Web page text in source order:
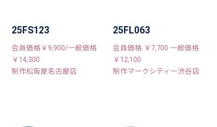
25FS123
会員価格￥9,900/一般価格
￥14,300
制作松阪屋名古屋店
25FL063
会員価格 ￥7,700 一般価格
￥12,100
制作マークシティー渋谷店